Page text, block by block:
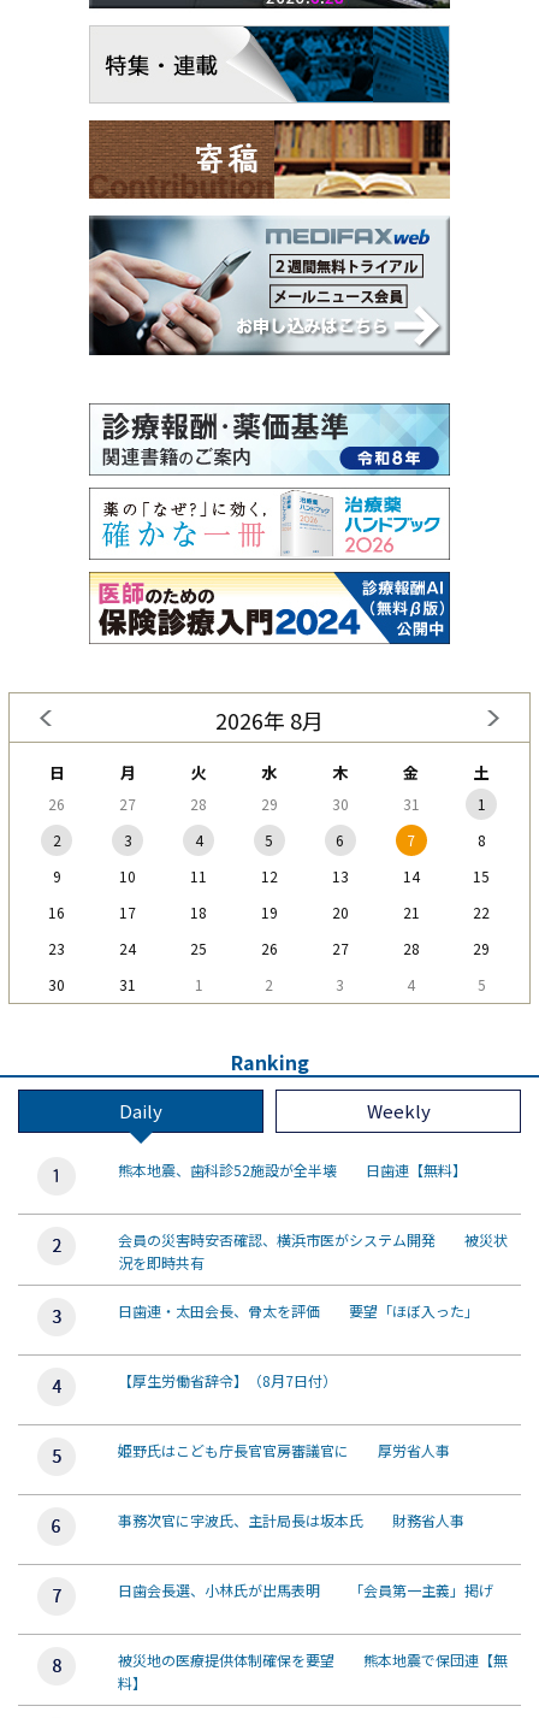
2026年 8月
日 月 火 水 木 金 土
26 27 28 29 30 31
1
2
3 4 5 6 7
8
9
10 11 12 13 14
15
16
17 18 19 20 21
22
23
24 25 26 27 28
29
30
31 1 2 3 4 5
Ranking
Daily Weekly
熊本地震、歯科診52施設が全半壊 日歯連【無料】
会員の災害時安否確認、横浜市医がシステム開発 被災状
況を即時共有
日歯連・太田会長、骨太を評価 要望「ほぼ入った」
【厚生労働省辞令】（8月7日付）
姫野氏はこども庁長官官房審議官に 厚労省人事
事務次官に宇波氏、主計局長は坂本氏 財務省人事
日歯会長選、小林氏が出馬表明 「会員第一主義」掲げ
被災地の医療提供体制確保を要望 熊本地震で保団連【無
料】